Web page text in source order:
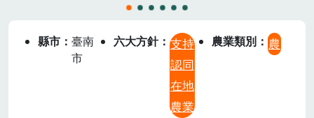
縣市
臺南
市
六大方針
支持
認同
在地
農業
農業類別 農